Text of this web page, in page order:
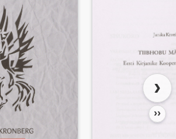
››
›